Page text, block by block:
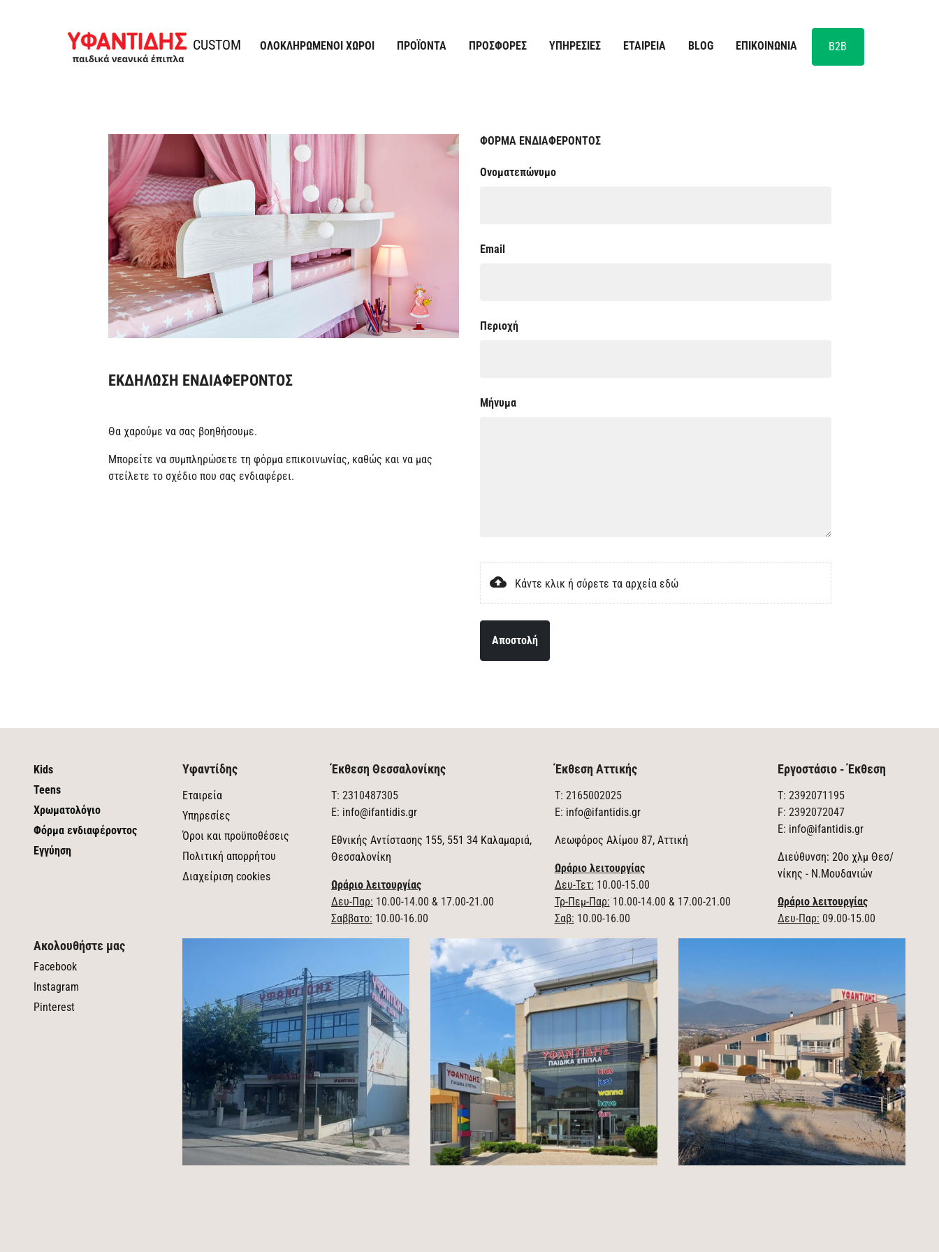
ΕΚΔΗΛΩΣΗ ΕΝΔΙΑΦΕΡΟΝΤΟΣ
Θα χαρούμε να σας βοηθήσουμε.
Μπορείτε να συμπληρώσετε τη φόρμα επικοινωνίας, καθώς και να μας
στείλετε το σχέδιο που σας ενδιαφέρει.
ΦΟΡΜΑ ΕΝΔΙΑΦΕΡΟΝΤΟΣ
Ονοματεπώνυμο
Email
Περιοχή
Μήνυμα
cloud_upload Κάντε κλικ ή σύρετε τα αρχεία εδώ
Αποστολή
Kids
Teens
Χρωματολόγιο
Φόρμα ενδιαφέροντος
Εγγύηση
Υφαντίδης
Εταιρεία
Υπηρεσίες
Όροι και προϋποθέσεις
Πολιτική απορρήτου
Διαχείριση cookies
Έκθεση Θεσσαλονίκης
T: 2310487305
E: info@ifantidis.gr
Εθνικής Αντίστασης 155, 551 34 Καλαμαριά,
Θεσσαλονίκη
Ωράριο λειτουργίας
Δευ-Παρ: 10.00-14.00 & 17.00-21.00
Σαββατο: 10.00-16.00
Έκθεση Αττικής
T: 2165002025
E: info@ifantidis.gr
Λεωφόρος Αλίμου 87, Αττική
Ωράριο λειτουργίας
Δευ-Τετ: 10.00-15.00
Τρ-Πεμ-Παρ: 10.00-14.00 & 17.00-21.00
Σαβ: 10.00-16.00
Εργοστάσιο - Έκθεση
T: 2392071195
F: 2392072047
E: info@ifantidis.gr
Διεύθυνση: 20ο χλμ Θεσ/
νίκης - Ν.Μουδανιών
Ωράριο λειτουργίας
Δευ-Παρ: 09.00-15.00
Ακολουθήστε μας
Facebook
Instagram
Pinterest
CUSTOM Υφαντίδης
ΟΛΟΚΛΗΡΩΜΈΝΟΙ ΧΏΡΟΙ ΠΡΟΪΌΝΤΑ ΠΡΟΣΦΟΡΈΣ ΥΠΗΡΕΣΊΕΣ ΕΤΑΙΡΕΊΑ BLOG ΕΠΙΚΟΙΝΩΝΊΑ B2B